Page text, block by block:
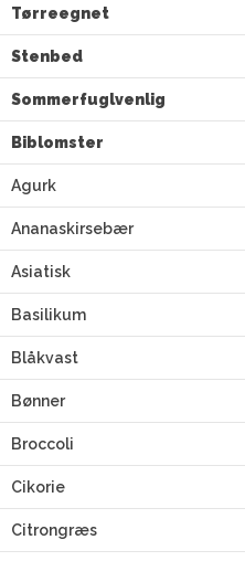
Tørreegnet
Stenbed
Sommerfuglvenlig
Biblomster
Agurk
Ananaskirsebær
Asiatisk
Basilikum
Blåkvast
Bønner
Broccoli
Cikorie
Citrongræs